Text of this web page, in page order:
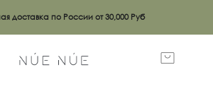
доставка по России от 30,000 Руб